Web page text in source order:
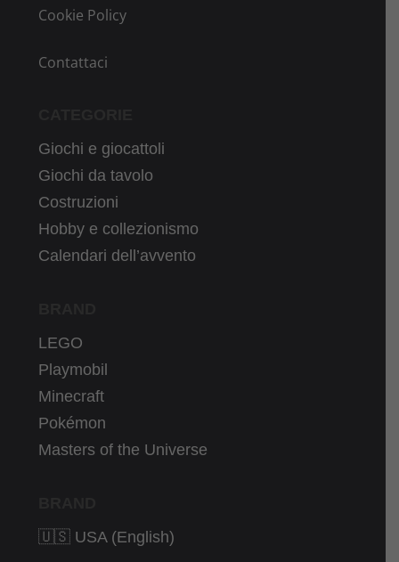
Cookie Policy
Contattaci
Giochi e giocattoli
Giochi da tavolo
Costruzioni
Hobby e collezionismo
Calendari dell’avvento
LEGO
Playmobil
Minecraft
Pokémon
Masters of the Universe
🇺🇸 USA (English)